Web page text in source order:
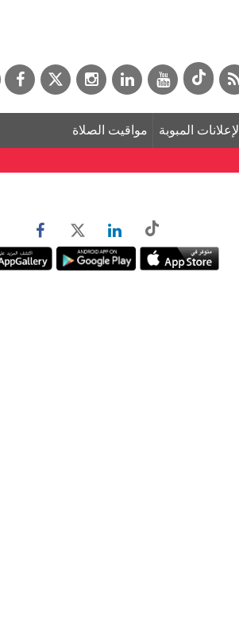
الإعلانات المبوبة مواقيت الصلاة